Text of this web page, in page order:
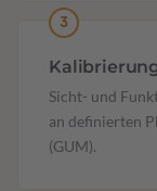
Sicht- und
an definierten
(GUM).